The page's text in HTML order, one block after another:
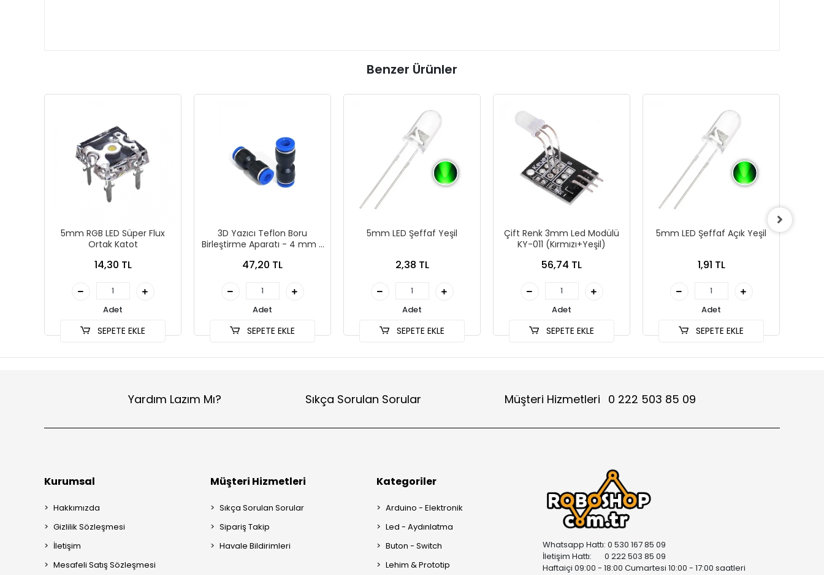
Benzer Ürünler
5mm RGB LED Süper Flux
Ortak Katot
14,30 TL
Adet
SEPETE EKLE
3D Yazıcı Teflon Boru
Birleştirme Aparatı - 4 mm x
47,20 TL
Adet
SEPETE EKLE
5mm LED Şeffaf Yeşil
2,38 TL
Adet
SEPETE EKLE
Çift Renk 3mm Led Modülü
KY-011 (Kırmızı+Yeşil)
56,74 TL
Adet
SEPETE EKLE
5mm LED Şeffaf Açık Yeşil
1,91 TL
Adet
SEPETE EKLE
Yardım Lazım Mı? Sıkça Sorulan Sorular Müşteri Hizmetleri 0 222 503 85 09
Kurumsal
Hakkımızda
Gizlilik Sözleşmesi
İletişim
Mesafeli Satış Sözleşmesi
Müşteri Hizmetleri
Sıkça Sorulan Sorular
Sipariş Takip
Havale Bildirimleri
Kategoriler
Arduino - Elektronik
Led - Aydınlatma
Buton - Switch
Lehim & Prototip
Whatsapp Hattı: 0 530 167 85 09
İletişim Hattı: 0 222 503 85 09
Haftaiçi 09:00 - 18:00 Cumartesi 10:00 - 17:00 saatleri